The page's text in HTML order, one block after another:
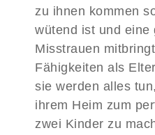
zu ihnen kommen
wütend ist und eine
Misstrauen
Fähigkeiten als
sie werden alles
ihrem Heim zum
zwei Kinder zu